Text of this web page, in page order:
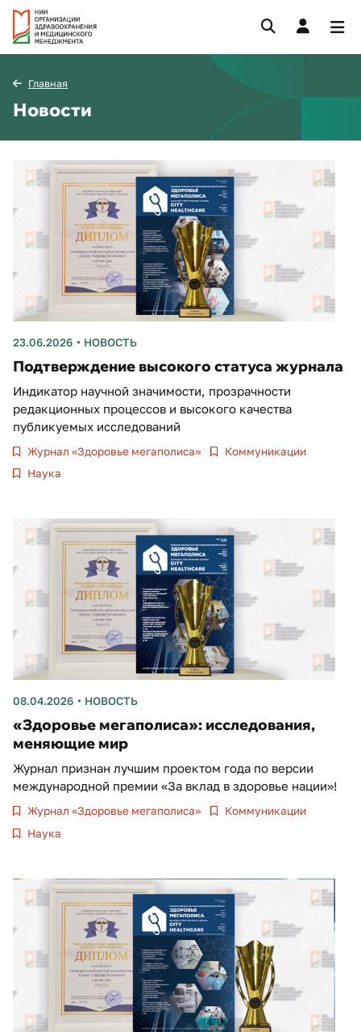
Главная
Новости
23.06.2026 НОВОСТЬ
Подтверждение высокого статуса журнала
Индикатор научной значимости, прозрачности
редакционных процессов и высокого качества
публикуемых исследований
Журнал «Здоровье мегаполиса»
Коммуникации
Наука
08.04.2026 НОВОСТЬ
«Здоровье мегаполиса»: исследования,
меняющие мир
Журнал признан лучшим проектом года по версии
международной премии «За вклад в здоровье нации»!
Журнал «Здоровье мегаполиса»
Коммуникации
Наука